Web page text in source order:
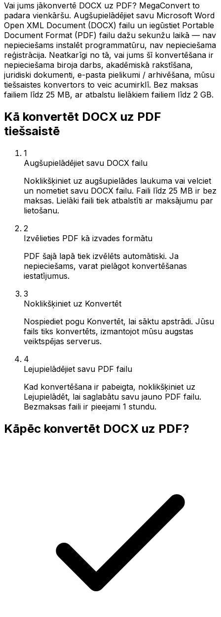
Vai jums jākonvertē DOCX uz PDF? MegaConvert to
padara vienkāršu. Augšupielādējiet savu Microsoft Word
Open XML Document (DOCX) failu un iegūstiet Portable
Document Format (PDF) failu dažu sekunžu laikā — nav
nepieciešams instalēt programmatūru, nav nepieciešama
reģistrācija. Neatkarīgi no tā, vai jums šī konvertēšana ir
nepieciešama biroja darbs, akadēmiskā rakstīšana,
juridiski dokumenti, e-pasta pielikumi / arhivēšana, mūsu
tiešsaistes konvertors to veic acumirklī. Bez maksas
failiem līdz 25 MB, ar atbalstu lielākiem failiem līdz 2 GB.
Kā konvertēt DOCX uz PDF
tiešsaistē
1
Augšupielādējiet savu DOCX failu
Noklikšķiniet uz augšupielādes laukuma vai velciet
un nometiet savu DOCX failu. Faili līdz 25 MB ir bez
maksas. Lielāki faili tiek atbalstīti ar maksājumu par
lietošanu.
2
Izvēlieties PDF kā izvades formātu
PDF šajā lapā tiek izvēlēts automātiski. Ja
nepieciešams, varat pielāgot konvertēšanas
iestatījumus.
3
Noklikšķiniet uz Konvertēt
Nospiediet pogu Konvertēt, lai sāktu apstrādi. Jūsu
fails tiks konvertēts, izmantojot mūsu augstas
veiktspējas serverus.
4
Lejupielādējiet savu PDF failu
Kad konvertēšana ir pabeigta, noklikšķiniet uz
Lejupielādēt, lai saglabātu savu jauno PDF failu.
Bezmaksas faili ir pieejami 1 stundu.
Kāpēc konvertēt DOCX uz PDF?